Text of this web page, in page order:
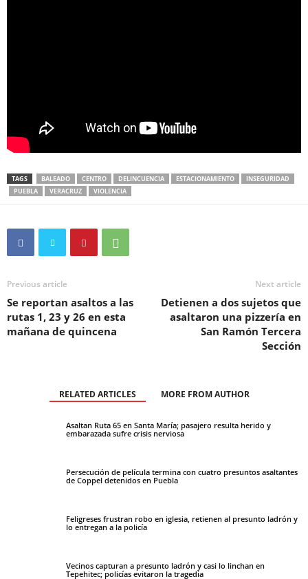
TAGS BALEADO CENTRO DELINCUENCIA ESTACIONAMIENTO
INSEGURIDAD
PUEBLA
VERACRUZ VIOLENCIA
Previous article
Se reportan asaltos a las
rutas 1, 23 y 26 en esta
mañana de quincena
Next article
Detienen a dos sujetos que
asaltaron una pizzería en
San Ramón Tercera
Sección
RELATED ARTICLES MORE FROM AUTHOR
Asaltan Ruta 65 en Santa María; pasajero resulta herido y
embarazada sufre crisis nerviosa
Persecución de película termina con cuatro presuntos asaltantes
de Coppel detenidos en Puebla
Feligreses frustran robo en iglesia, retienen al presunto ladrón y
lo entregan a la policía
Vecinos capturan a presunto ladrón y casi lo linchan en
Tepehitec; policías evitaron la tragedia